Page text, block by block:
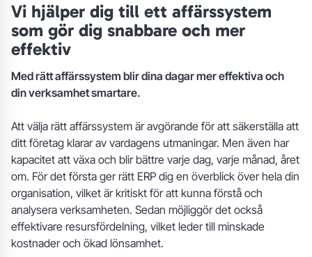
Vi hjälper dig till ett affärssystem
som gör dig snabbare och mer
effektiv
Med rätt affärssystem blir dina dagar mer effektiva och
din verksamhet smartare.
Att välja rätt affärssystem är avgörande för att säkerställa att
ditt företag klarar av vardagens utmaningar. Men även har
kapacitet att växa och blir bättre varje dag, varje månad, året
om. För det första ger rätt ERP dig en överblick över hela din
organisation, vilket är kritiskt för att kunna förstå och
analysera verksamheten. Sedan möjliggör det också
effektivare resursfördelning, vilket leder till minskade
kostnader och ökad lönsamhet.